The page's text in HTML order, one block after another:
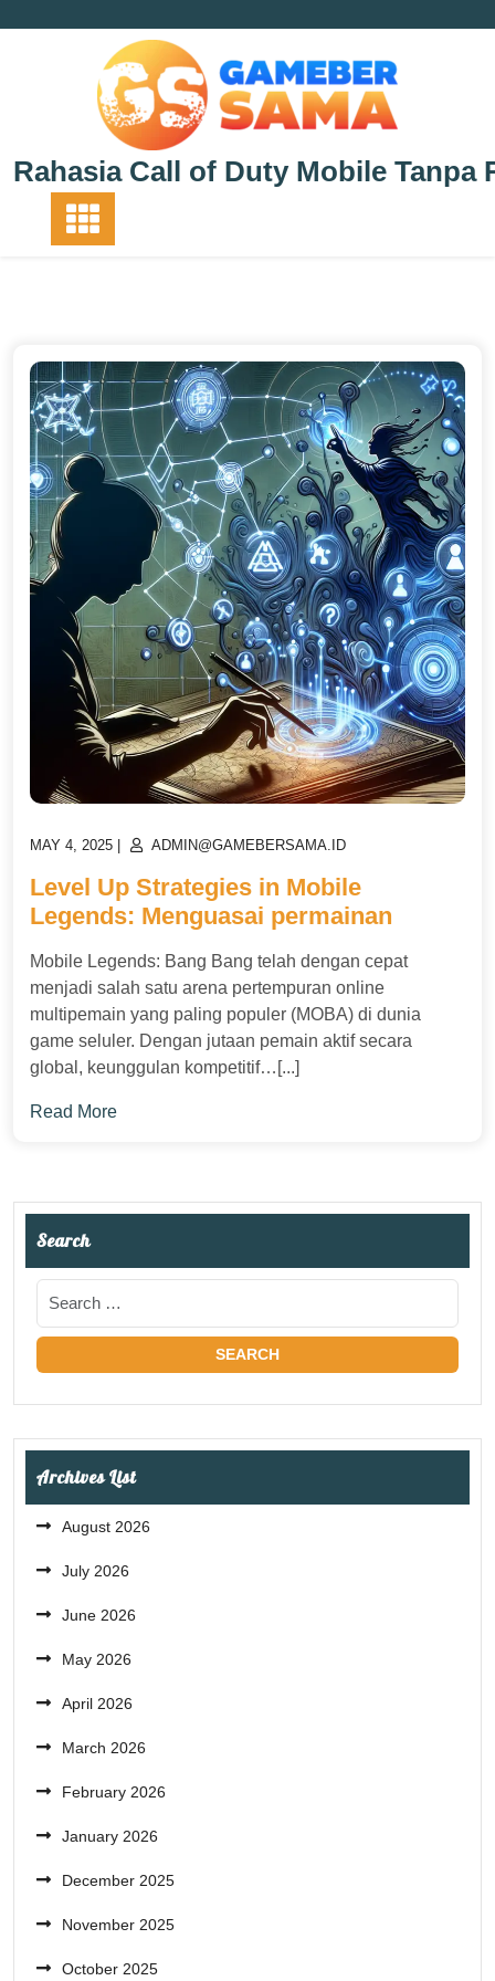
Rahasia Call of Duty Mobile Tanpa
POSTED
MAY 4, 2025
POSTED
ADMIN@GAMEBERSAMA.ID
Level Up Strategies in Mobile
Legends: Menguasai permainan
Mobile Legends: Bang Bang telah dengan cepat
menjadi salah satu arena pertempuran online
multipemain yang paling populer (MOBA) di dunia
game seluler. Dengan jutaan pemain aktif secara
global, keunggulan kompetitif…[...]
Read More
Search
Archives List
August 2026
July 2026
June 2026
May 2026
April 2026
March 2026
February 2026
January 2026
December 2025
November 2025
October 2025